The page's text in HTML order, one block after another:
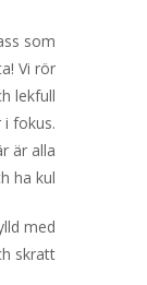
som
Vi rör
lekfull
fokus.
är alla
ha kul!
med
skratt!